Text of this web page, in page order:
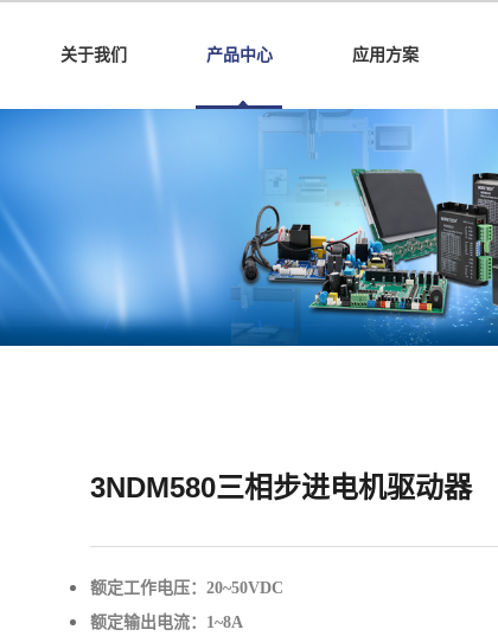
关于我们 产品中心 应用方案
3NDM580三相步进电机驱动器
额定工作电压：20~50VDC
额定输出电流：1~8A